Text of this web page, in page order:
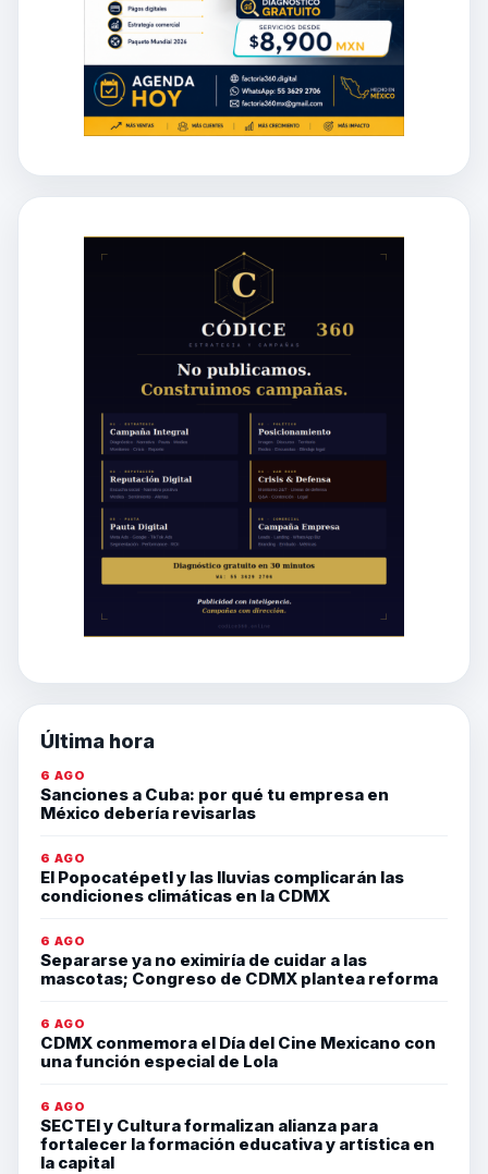
Última hora
6 AGO
Sanciones a Cuba: por qué tu empresa en
México debería revisarlas
6 AGO
El Popocatépetl y las lluvias complicarán las
condiciones climáticas en la CDMX
6 AGO
Separarse ya no eximiría de cuidar a las
mascotas; Congreso de CDMX plantea reforma
6 AGO
CDMX conmemora el Día del Cine Mexicano con
una función especial de Lola
6 AGO
SECTEI y Cultura formalizan alianza para
fortalecer la formación educativa y artística en
la capital